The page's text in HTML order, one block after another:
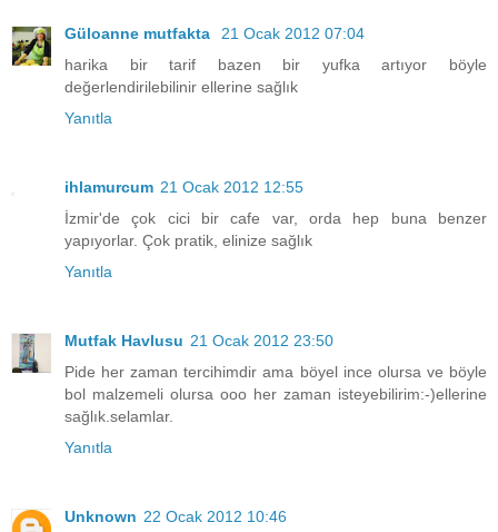
Güloanne mutfakta
21 Ocak 2012 07:04
harika bir tarif bazen bir yufka artıyor böyle
değerlendirilebilinir ellerine sağlık
Yanıtla
ihlamurcum 21 Ocak 2012 12:55
İzmir'de çok cici bir cafe var, orda hep buna benzer
yapıyorlar. Çok pratik, elinize sağlık
Yanıtla
Mutfak Havlusu 21 Ocak 2012 23:50
Pide her zaman tercihimdir ama böyel ince olursa ve böyle
bol malzemeli olursa ooo her zaman isteyebilirim:-)ellerine
sağlık.selamlar.
Yanıtla
Unknown 22 Ocak 2012 10:46